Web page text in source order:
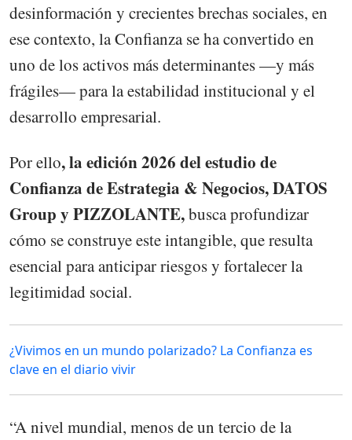
desinformación y crecientes brechas sociales, en
ese contexto, la Confianza se ha convertido en
uno de los activos más determinantes —y más
frágiles— para la estabilidad institucional y el
desarrollo empresarial.
Por ello, la edición 2026 del estudio de
Confianza de Estrategia & Negocios, DATOS
Group y PIZZOLANTE,busca profundizar
cómo se construye este intangible, que resulta
esencial para anticipar riesgos y fortalecer la
legitimidad social.
¿Vivimos en un mundo polarizado? La Confianza es
clave en el diario vivir
“A nivel mundial, menos de un tercio de la